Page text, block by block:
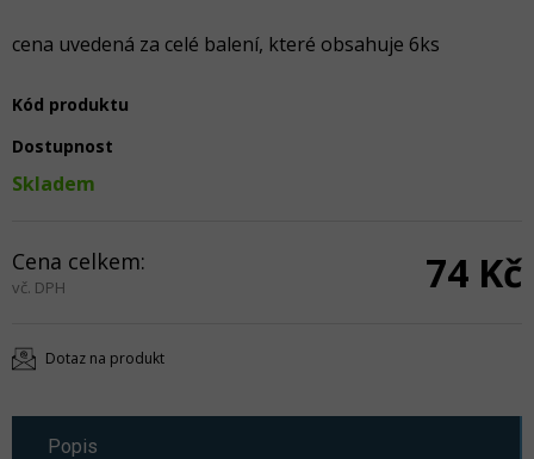
cena uvedená za celé balení, které obsahuje 6ks
Kód produktu
Dostupnost
Skladem
Cena celkem:
vč. DPH 74 Kč
Dotaz na produkt
Popis